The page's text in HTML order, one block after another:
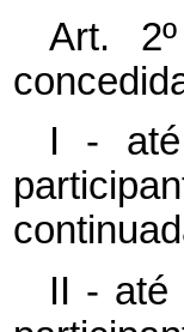
Art.
I - até
II - até